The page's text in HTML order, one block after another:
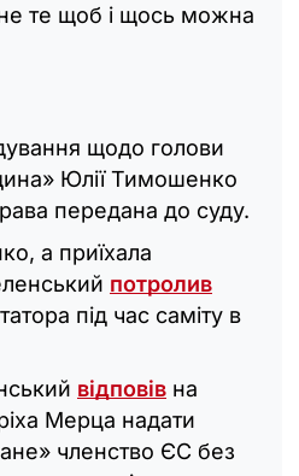
те щоб і щось можна
щодо голови
Юлії Тимошенко
передана до суду.
а приїхала
потролив
під час саміту в
відповів на
Мерца надати
членство ЄС без